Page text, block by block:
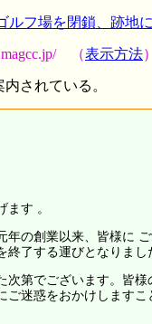
ルフ場を閉鎖、跡地
（表示方法）
されている。
す 。
の創業以来、皆様に
了する運びとなりまし
第でございます。皆様
迷惑をおかけします